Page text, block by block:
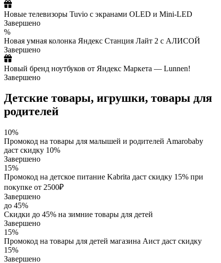
Новые телевизоры Tuvio с экранами OLED и Mini-LED
Завершено
%
Новая умная колонка Яндекс Станция Лайт 2 с АЛИСОЙ
Завершено
Новый бренд ноутбуков от Яндекс Маркета — Lunnen!
Завершено
Детские товары, игрушки, товары для
родителей
10%
Промокод на товары для малышей и родителей Amarobaby
даст скидку 10%
Завершено
15%
Промокод на детское питание Kabrita даст скидку 15% при
покупке от 2500₽
Завершено
до 45%
Скидки до 45% на зимние товары для детей
Завершено
15%
Промокод на товары для детей магазина Аист даст скидку
15%
Завершено